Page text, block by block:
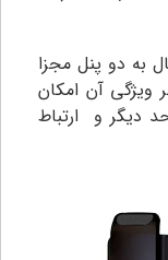
قابلیت اتصال به دو پنل مجزا
ویژگی آن امکان
دیگر و ارتباط